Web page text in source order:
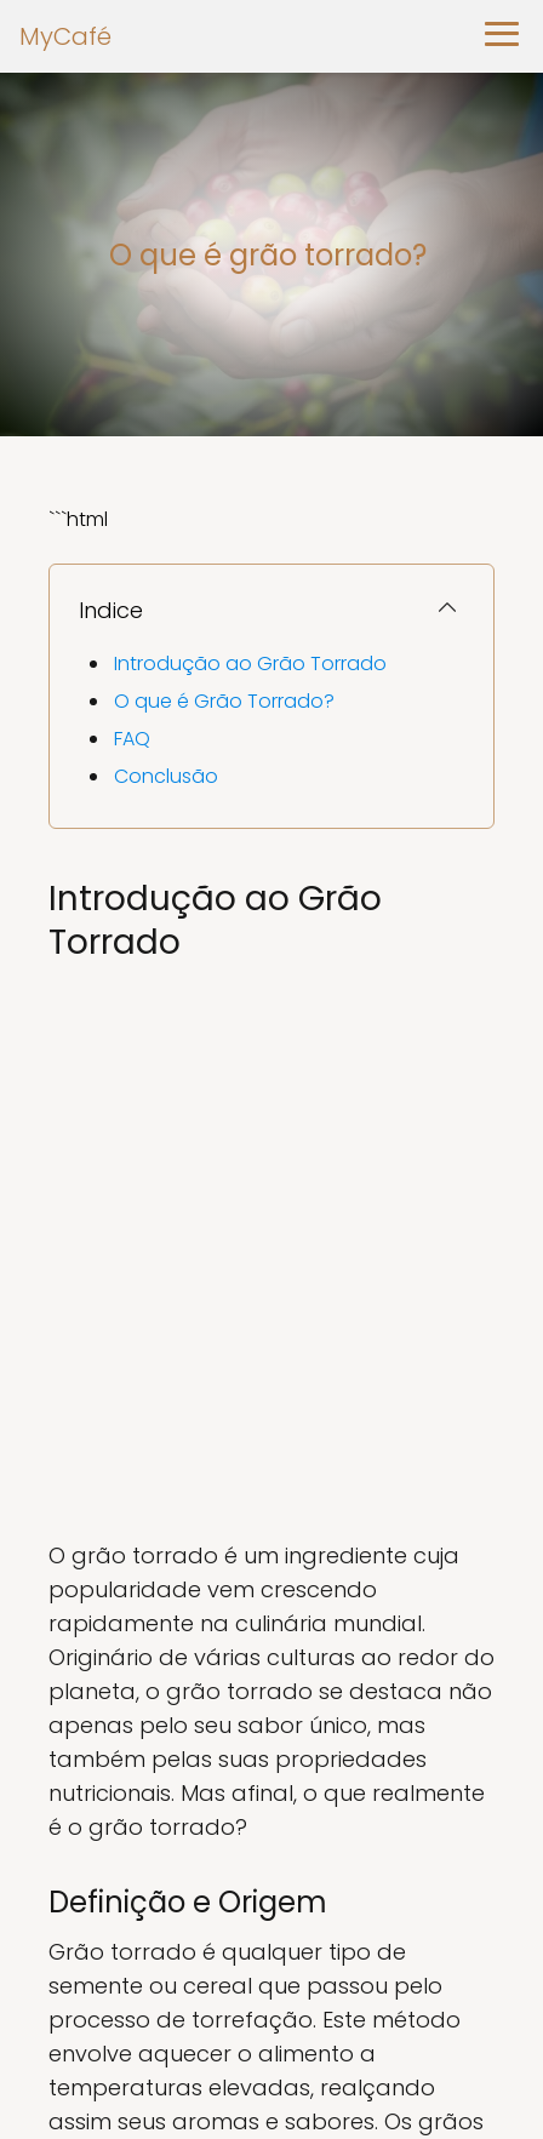
MyCafé
O que é grão torrado?
```html
Indice
Introdução ao Grão Torrado
O que é Grão Torrado?
FAQ
Conclusão
Introdução ao Grão
Torrado
O grão torrado é um ingrediente cuja
popularidade vem crescendo
rapidamente na culinária mundial.
Originário de várias culturas ao redor do
planeta, o grão torrado se destaca não
apenas pelo seu sabor único, mas
também pelas suas propriedades
nutricionais. Mas afinal, o que realmente
é o grão torrado?
Definição e Origem
Grão torrado é qualquer tipo de
semente ou cereal que passou pelo
processo de torrefação. Este método
envolve aquecer o alimento a
temperaturas elevadas, realçando
assim seus aromas e sabores. Os grãos